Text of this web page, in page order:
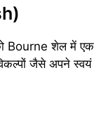
Bourne शेल में एक
जैसे अपने